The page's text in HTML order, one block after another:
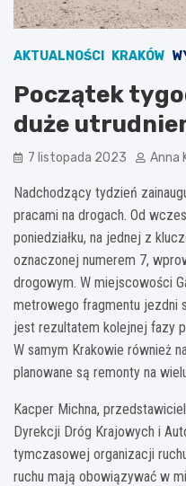
AKTUALNOŚCI KRAKÓW
Początek
duże
7 listopada 2023 Anna
Nadchodzący tydzień
pracami na drogach. Od
poniedziałku, na jednej z
oznaczonej numerem 7,
drogowym. W miejscowości
metrowego fragmentu jezdni
jest rezultatem kolejnej fazy
W samym Krakowie również
planowane są remonty na
Kacper Michna,
Dyrekcji Dróg Krajowych i
tymczasowej organizacji
ruchu mają obowiązywać w